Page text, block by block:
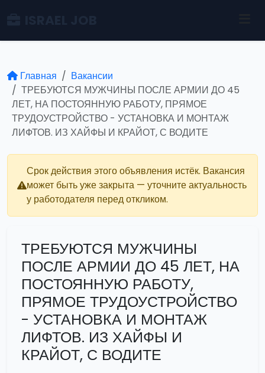
Главная
Вакансии
ТРЕБУЮТСЯ МУЖЧИНЫ ПОСЛЕ АРМИИ ДО 45
ЛЕТ, НА ПОСТОЯННУЮ РАБОТУ, ПРЯМОЕ
ТРУДОУСТРОЙСТВО - УСТАНОВКА И МОНТАЖ
ЛИФТОВ. ИЗ ХАЙФЫ И КРАЙОТ, С ВОДИТЕ
Срок действия этого объявления истёк. Вакансия
может быть уже закрыта — уточните актуальность
у работодателя перед откликом.
ТРЕБУЮТСЯ МУЖЧИНЫ
ПОСЛЕ АРМИИ ДО 45 ЛЕТ, НА
ПОСТОЯННУЮ РАБОТУ,
ПРЯМОЕ ТРУДОУСТРОЙСТВО
- УСТАНОВКА И МОНТАЖ
ЛИФТОВ. ИЗ ХАЙФЫ И
КРАЙОТ, С ВОДИТЕ